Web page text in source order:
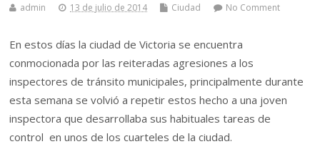
admin 13 de julio de 2014 Ciudad No Comment
En estos días la ciudad de Victoria se encuentra
conmocionada por las reiteradas agresiones a los
inspectores de tránsito municipales, principalmente durante
esta semana se volvió a repetir estos hecho a una joven
inspectora que desarrollaba sus habituales tareas de
control en unos de los cuarteles de la ciudad.